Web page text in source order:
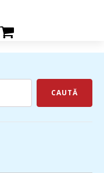
CAUTĂ